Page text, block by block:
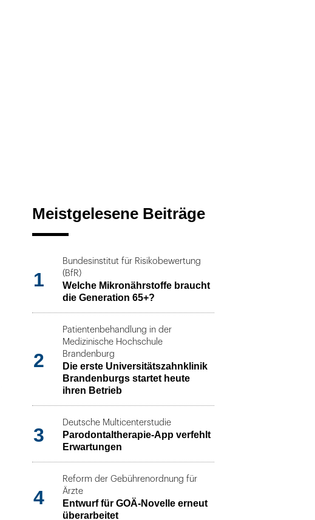
Meistgelesene Beiträge
1
Bundesinstitut für Risikobewertung
(BfR)
Welche Mikronährstoffe braucht
die Generation 65+?
2
Patientenbehandlung in der
Medizinische Hochschule
Brandenburg
Die erste Universitätszahnklinik
Brandenburgs startet heute
ihren Betrieb
3
Deutsche Multicenterstudie
Parodontaltherapie-App verfehlt
Erwartungen
4
Reform der Gebührenordnung für
Ärzte
Entwurf für GOÄ-Novelle erneut
überarbeitet